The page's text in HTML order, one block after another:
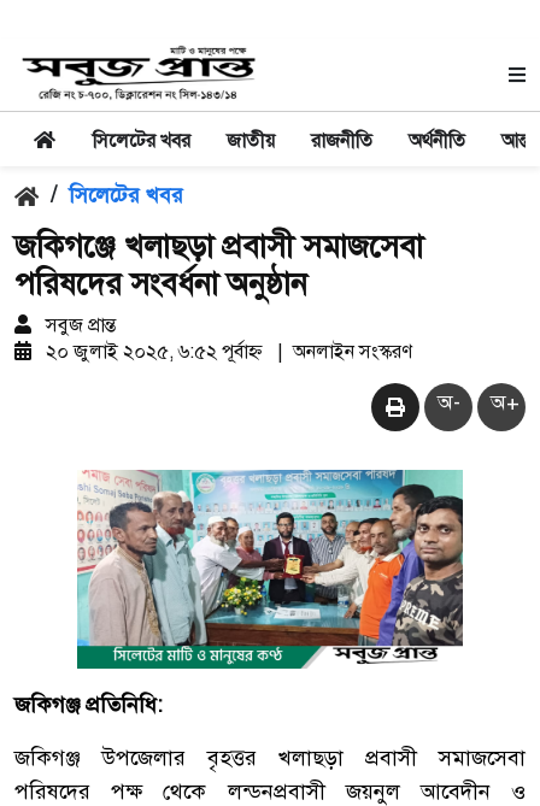
সিলেটের খবর জাতীয় রাজনীতি অর্থনীতি
/ সিলেটের খবর
জকিগঞ্জে খলাছড়া প্রবাসী সমাজসেবা
পরিষদের সংবর্ধনা অনুষ্ঠান
সবুজ প্রান্ত
২০ জুলাই ২০২৫, ৬:৫২ পূর্বাহ্ন
অনলাইন সংস্করণ
অ- অ+
জকিগঞ্জ প্রতিনিধি:
জকিগঞ্জ উপজেলার বৃহত্তর খলাছড়া প্রবাসী সমাজসেবা
পরিষদের পক্ষ থেকে লন্ডনপ্রবাসী জয়নুল আবেদীন ও